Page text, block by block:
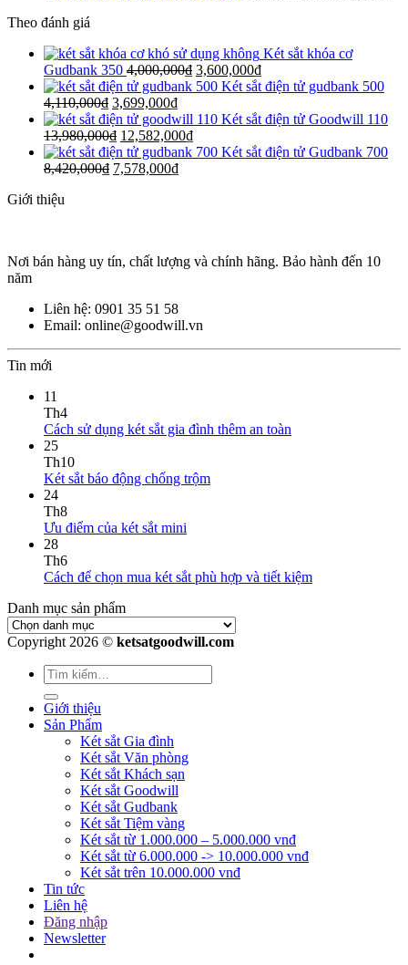
Theo đánh giá
Két sắt khóa cơ
Gudbank 350 4,000,000₫ 3,600,000₫
Két sắt điện tử gudbank 500
4,110,000₫ 3,699,000₫
Két sắt điện tử Goodwill 110
13,980,000₫ 12,582,000₫
Két sắt điện tử Gudbank 700
8,420,000₫ 7,578,000₫
Giới thiệu
Nơi bán hàng uy tín, chất lượng và chính hãng. Bảo hành đến 10
năm
Liên hệ: 0901 35 51 58
Email: online@goodwill.vn
Tin mới
11
Th4
Cách sử dụng két sắt gia đình thêm an toàn
25
Th10
Két sắt báo động chống trộm
24
Th8
Ưu điểm của két sắt mini
28
Th6
Cách để chọn mua két sắt phù hợp và tiết kiệm
Danh mục sản phẩm
Copyright 2026 © ketsatgoodwill.com
Giới thiệu
Sản Phẩm
Két sắt Gia đình
Két sắt Văn phòng
Két sắt Khách sạn
Két sắt Goodwill
Két sắt Gudbank
Két sắt Tiệm vàng
Két sắt từ 1.000.000 – 5.000.000 vnđ
Két sắt từ 6.000.000 -> 10.000.000 vnđ
Két sắt trên 10.000.000 vnđ
Tin tức
Liên hệ
Đăng nhập
Newsletter